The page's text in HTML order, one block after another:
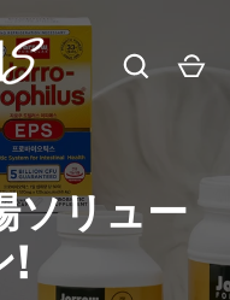
を体験し